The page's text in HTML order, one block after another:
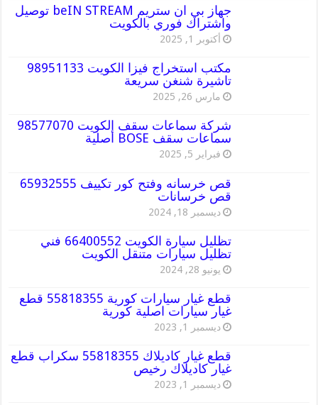
جهاز بي ان ستريم beIN STREAM توصيل
واشتراك فوري بالكويت
أكتوبر 1, 2025
مكتب استخراج فيزا الكويت 98951133
تاشيرة شنغن سريعة
مارس 26, 2025
شركة سماعات سقف الكويت 98577070
سماعات سقف BOSE أصلية
فبراير 5, 2025
قص خرسانه وفتح كور تكييف 65932555
قص خرسانات
ديسمبر 18, 2024
تظليل سيارة الكويت 66400552 فني
تظليل سيارات متنقل الكويت
يونيو 28, 2024
قطع غيار سيارات كورية 55818355 قطع
غيار سيارات اصلية كورية
ديسمبر 1, 2023
قطع غيار كاديلاك 55818355 سكراب قطع
غيار كاديلاك رخيص
ديسمبر 1, 2023